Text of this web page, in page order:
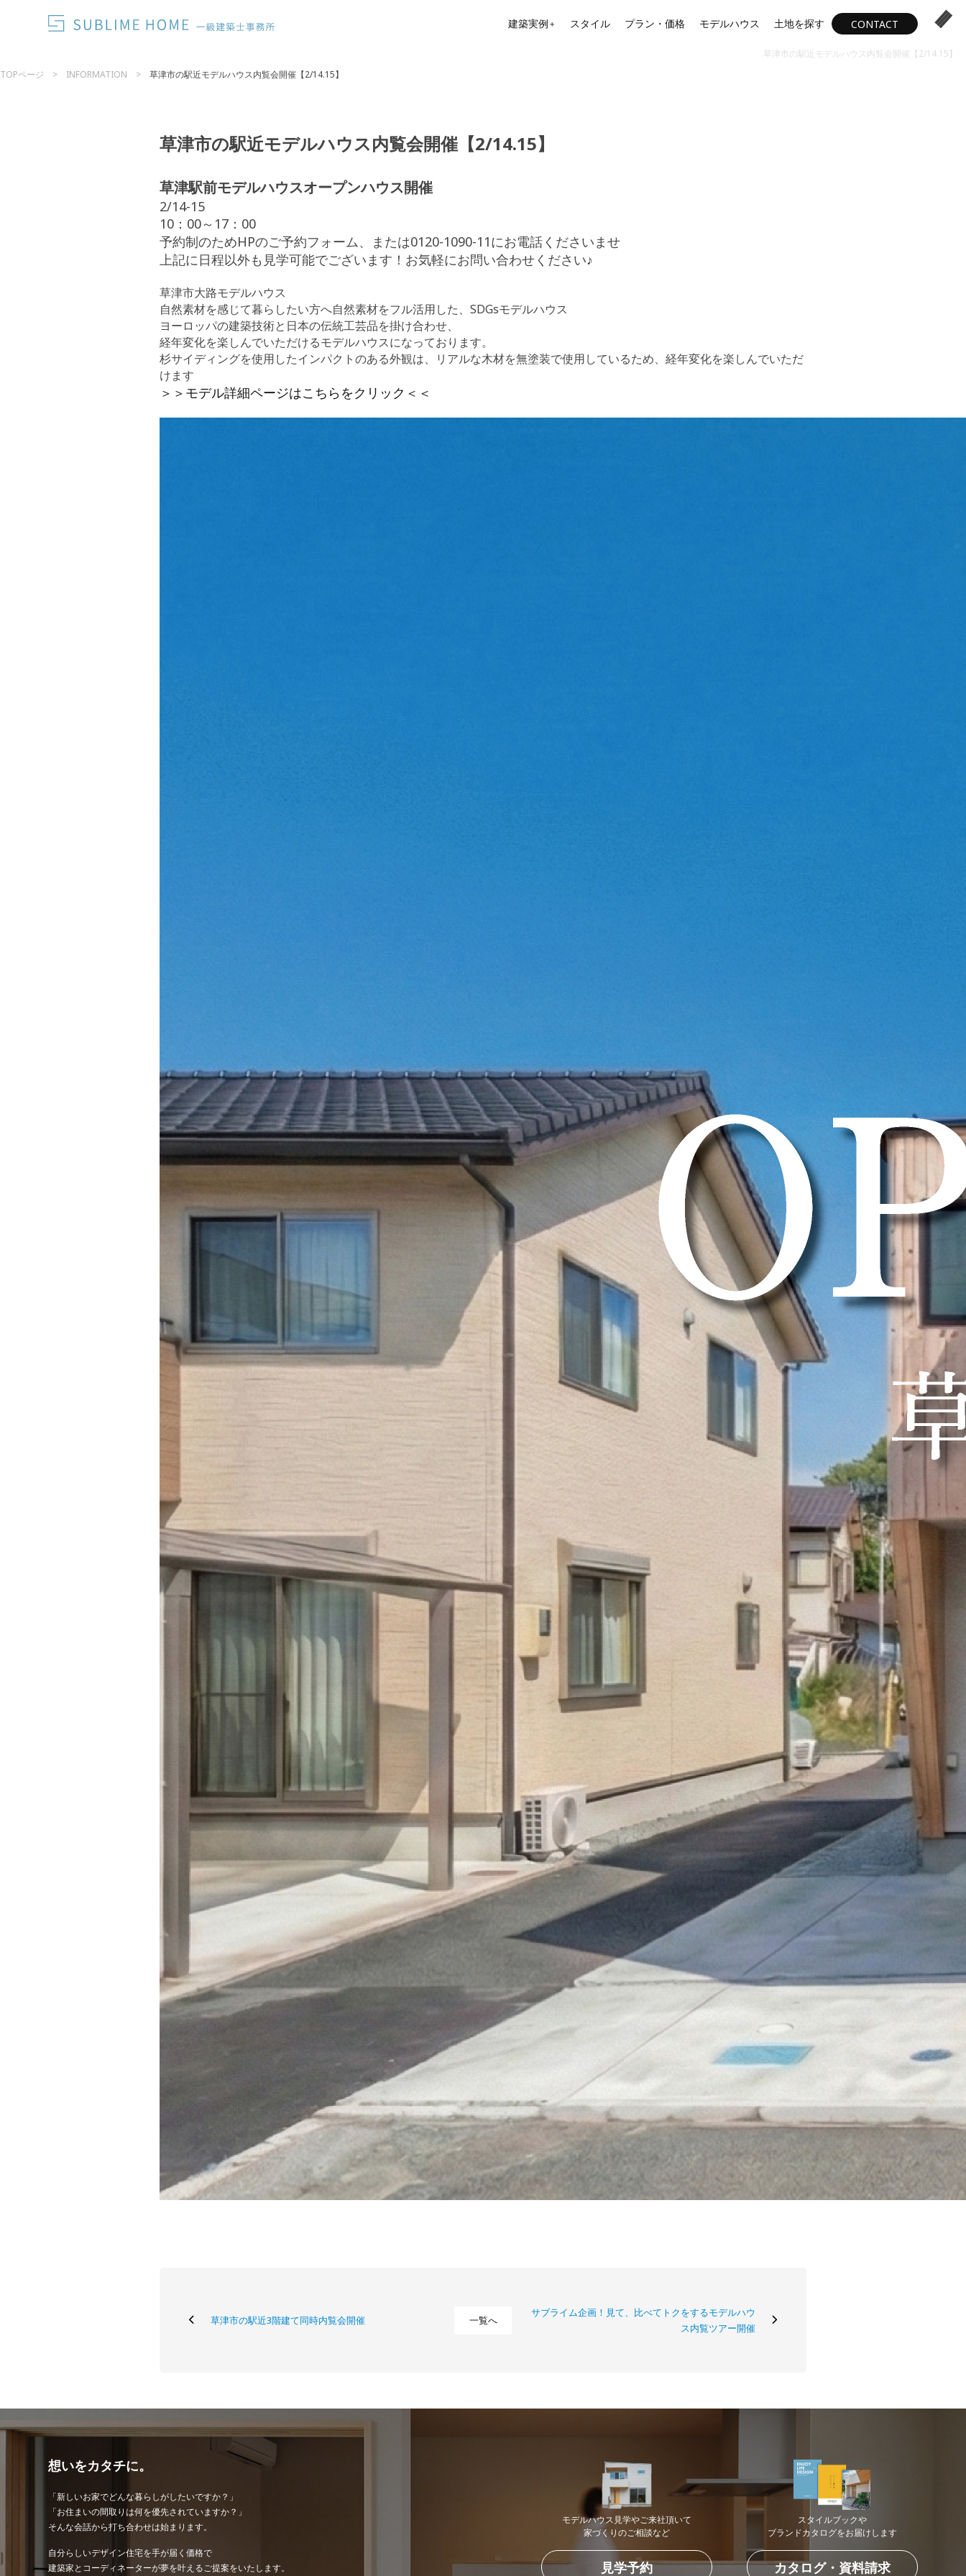
草津市の駅近モデルハウス内覧会開催【2/14.15】
建築実例 ＋ スタイル プラン・価格 モデルハウス 土地を探す CONTACT
TOPページ INFORMATION 草津市の駅近モデルハウス内覧会開催【2/14.15】
草津市の駅近モデルハウス内覧会開催【2/14.15】
草津駅前モデルハウスオープンハウス開催
2/14-15
10：00～17：00
予約制のためHPのご予約フォーム、または0120-1090-11にお電話くださいませ
上記に日程以外も見学可能でございます！お気軽にお問い合わせください♪
草津市大路モデルハウス
自然素材を感じて暮らしたい方へ自然素材をフル活用した、SDGsモデルハウス
ヨーロッパの建築技術と日本の伝統工芸品を掛け合わせ、
経年変化を楽しんでいただけるモデルハウスになっております。
杉サイディングを使用したインパクトのある外観は、リアルな木材を無塗装で使用しているため、経年変化を楽しんでいただ
けます
＞＞モデル詳細ページはこちらをクリック＜＜
草津市の駅近3階建て同時内覧会開催 一覧へ
サブライム企画！見て、比べてトクをするモデルハウ
ス内覧ツアー開催
想いをカタチに。
「新しいお家でどんな暮らしがしたいですか？」
「お住まいの間取りは何を優先されていますか？」
そんな会話から打ち合わせは始まります。
自分らしいデザイン住宅を手が届く価格で
建築家とコーディネーターが夢を叶えるご提案をいたします。
モデルハウス見学やご来社頂いて
家づくりのご相談など
見学予約
スタイルブックや
ブランドカタログをお届けします
カタログ・資料請求